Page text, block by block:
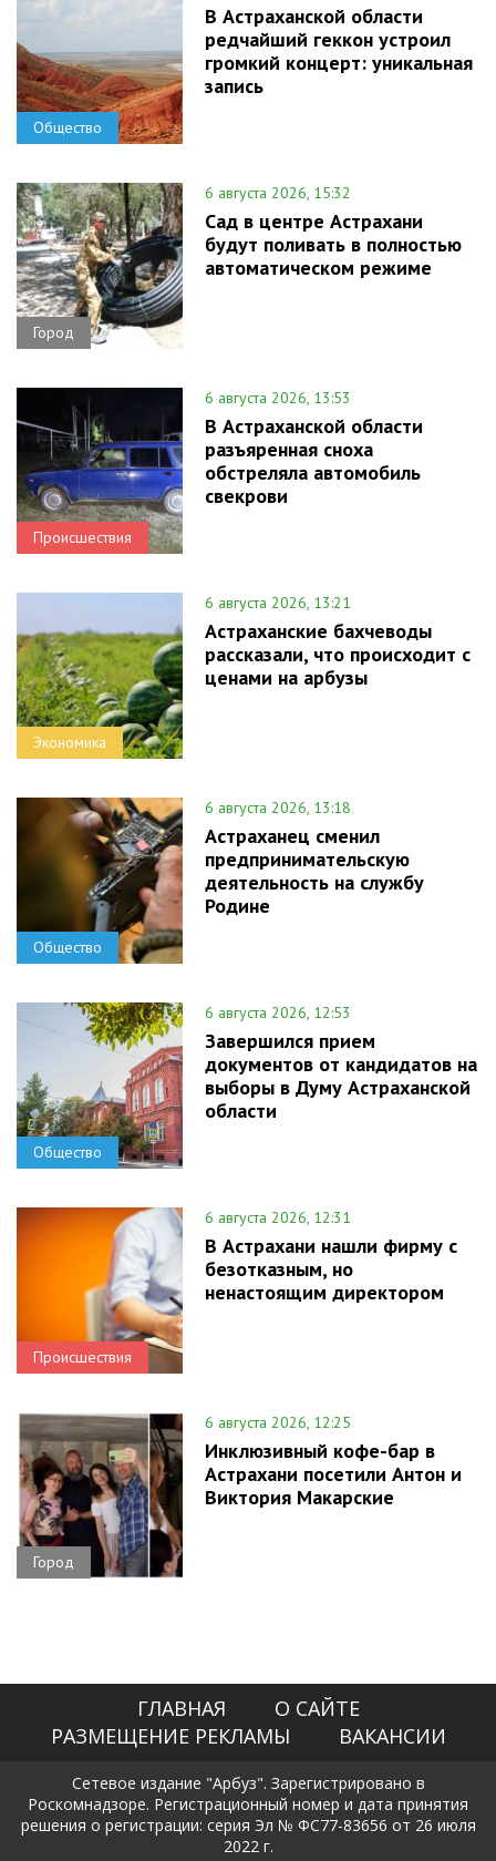
Общество
В Астраханской области
редчайший геккон устроил
громкий концерт: уникальная
запись
Город
6 августа 2026, 15:32
Сад в центре Астрахани
будут поливать в полностью
автоматическом режиме
Происшествия
6 августа 2026, 13:53
В Астраханской области
разъяренная сноха
обстреляла автомобиль
свекрови
Экономика
6 августа 2026, 13:21
Астраханские бахчеводы
рассказали, что происходит с
ценами на арбузы
Общество
6 августа 2026, 13:18
Астраханец сменил
предпринимательскую
деятельность на службу
Родине
Общество
6 августа 2026, 12:53
Завершился прием
документов от кандидатов на
выборы в Думу Астраханской
области
Происшествия
6 августа 2026, 12:31
В Астрахани нашли фирму с
безотказным, но
ненастоящим директором
Город
6 августа 2026, 12:25
Инклюзивный кофе-бар в
Астрахани посетили Антон и
Виктория Макарские
ГЛАВНАЯ
О САЙТЕ
РАЗМЕЩЕНИЕ РЕКЛАМЫ
ВАКАНСИИ
Сетевое издание "Арбуз". Зарегистрировано в
Роскомнадзоре. Регистрационный номер и дата принятия
решения о регистрации: серия Эл № ФС77-83656 от 26 июля
2022 г.